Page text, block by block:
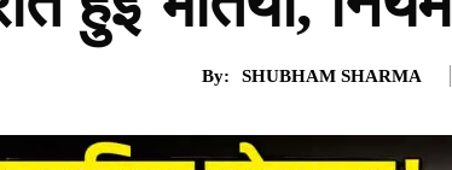
By: SHUBHAM SHARMA